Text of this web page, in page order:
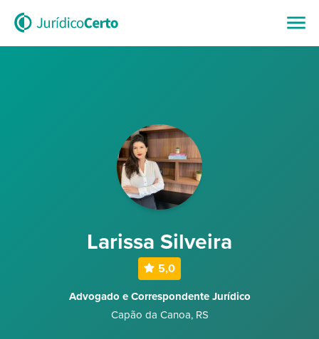
Larissa Silveira
5,0
Advogado e Correspondente Jurídico
Capão da Canoa, RS